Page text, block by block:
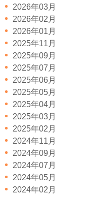
2026年03月
2026年02月
2026年01月
2025年11月
2025年09月
2025年07月
2025年06月
2025年05月
2025年04月
2025年03月
2025年02月
2024年11月
2024年09月
2024年07月
2024年05月
2024年02月